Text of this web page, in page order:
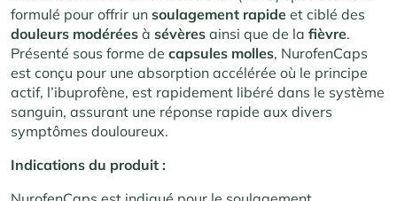
formulé pour offrir un soulagement rapide et ciblé des
douleurs modérées à sévères ainsi que de la fièvre.
Présenté sous forme de capsules molles, NurofenCaps
est conçu pour une absorption accélérée où le principe
actif, l’ibuprofène, est rapidement libéré dans le système
sanguin, assurant une réponse rapide aux divers
symptômes douloureux.
Indications du produit :